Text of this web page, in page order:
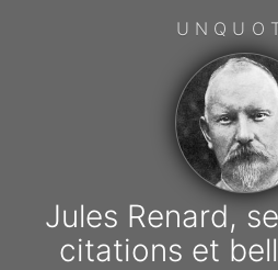
Jules Renard,
citations et